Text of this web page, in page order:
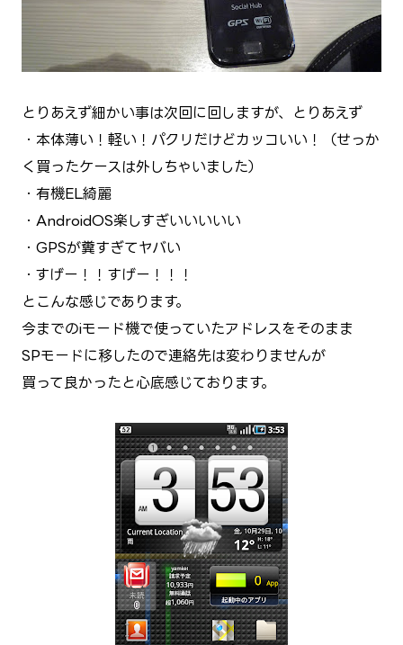
とりあえず細かい事は次回に回しますが、とりあえず
・本体薄い！軽い！パクリだけどカッコいい！（せっか
く買ったケースは外しちゃいました）
・有機EL綺麗
・AndroidOS楽しすぎいいいいい
・GPSが糞すぎてヤバい
・すげー！！すげー！！！
とこんな感じであります。
今までのiモード機で使っていたアドレスをそのまま
SPモードに移したので連絡先は変わりませんが
買って良かったと心底感じております。